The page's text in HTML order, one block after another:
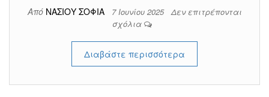
Από ΝΑΣΙΟΥ ΣΟΦΙΑ 7 Ιουνίου 2025 Δεν επιτρέπονται
σχόλια
Διαβάστε περισσότερα